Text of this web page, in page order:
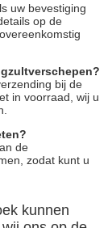
uw bevestiging
op de
bij de
in voorraad, wij u
de
zodat kunt u
kunnen